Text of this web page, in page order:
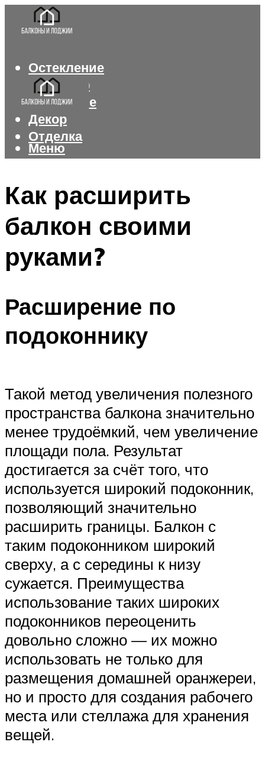
Остекление
Интерьер
Утепление
Декор
Отделка
Меню
Как расширить
балкон своими
руками?
Расширение по
подоконнику
Такой метод увеличения полезного
пространства балкона значительно
менее трудоёмкий, чем увеличение
площади пола. Результат
достигается за счёт того, что
используется широкий подоконник,
позволяющий значительно
расширить границы. Балкон с
таким подоконником широкий
сверху, а с середины к низу
сужается. Преимущества
использование таких широких
подоконников переоценить
довольно сложно — их можно
использовать не только для
размещения домашней оранжереи,
но и просто для создания рабочего
места или стеллажа для хранения
вещей.